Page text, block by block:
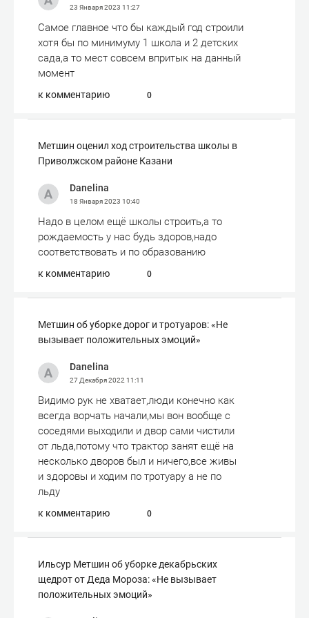
23 Января 2023 11:27
Самое главное что бы каждый год строили
хотя бы по минимуму 1 школа и 2 детских
сада,а то мест совсем впритык на данный
момент
к комментарию 0
Метшин оценил ход строительства школы в
Приволжском районе Казани
Danelina
18 Января 2023 10:40
Надо в целом ещё школы строить,а то
рождаемость у нас будь здоров,надо
соответствовать и по образованию
к комментарию 0
Метшин об уборке дорог и тротуаров: «Не
вызывает положительных эмоций»
Danelina
27 Декабря 2022 11:11
Видимо рук не хватает,люди конечно как
всегда ворчать начали,мы вон вообще с
соседями выходили и двор сами чистили
от льда,потому что трактор занят ещё на
несколько дворов был и ничего,все живы
и здоровы и ходим по тротуару а не по
льду
к комментарию 0
Ильсур Метшин об уборке декабрьских
щедрот от Деда Мороза: «Не вызывает
положительных эмоций»